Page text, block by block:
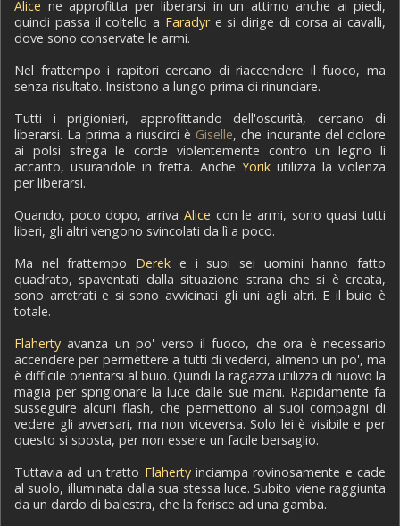
Alice ne approfitta per liberarsi in un attimo anche ai piedi,
quindi passa il coltello a Faradyre si dirige di corsa ai cavalli,
dove sono conservate le armi.
Nel frattempo i rapitori cercano di riaccendere il fuoco, ma
senza risultato. Insistono a lungo prima di rinunciare.
Tutti i prigionieri, approfittando dell'oscurità, cercano di
liberarsi. La prima a riuscirci è Giselle, che incurante del dolore
ai polsi sfrega le corde violentemente contro un legno lì
accanto, usurandole in fretta. Anche Yorikutilizza la violenza
per liberarsi.
Quando, poco dopo, arriva Alice con le armi, sono quasi tutti
liberi, gli altri vengono svincolati da lì a poco.
Ma nel frattempo Derek e i suoi sei uomini hanno fatto
quadrato, spaventati dalla situazione strana che si è creata,
sono arretrati e si sono avvicinati gli uni agli altri. E il buio è
totale.
Flaherty avanza un po' verso il fuoco, che ora è necessario
accendere per permettere a tutti di vederci, almeno un po', ma
è difficile orientarsi al buio. Quindi la ragazza utilizza di nuovo la
magia per sprigionare la luce dalle sue mani. Rapidamente fa
susseguire alcuni flash, che permettono ai suoi compagni di
vedere gli avversari, ma non viceversa. Solo lei è visibile e per
questo si sposta, per non essere un facile bersaglio.
Tuttavia ad un tratto Flahertyinciampa rovinosamente e cade
al suolo, illuminata dalla sua stessa luce. Subito viene raggiunta
da un dardo di balestra, che la ferisce ad una gamba.